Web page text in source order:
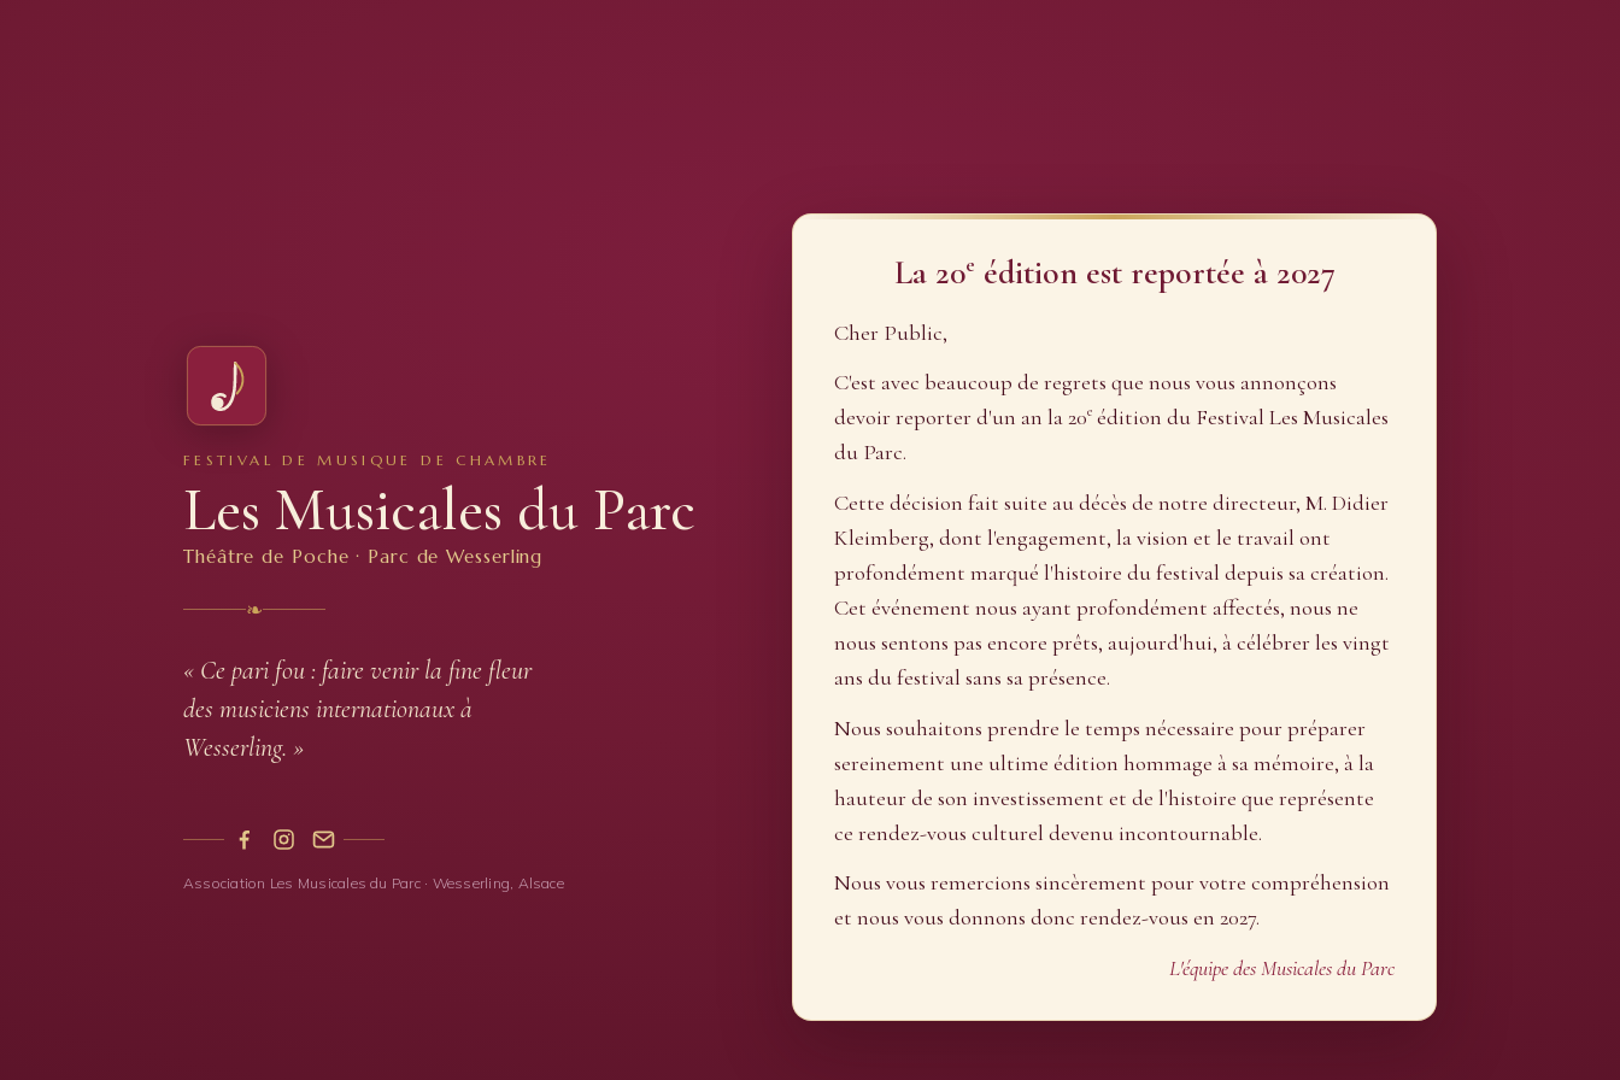
FESTIVAL DE MUSIQUE DE CHAMBRE
Les Musicales du Parc
Théâtre de Poche · Parc de Wesserling
❧
« Ce pari fou : faire venir la fine fleur
des musiciens internationaux à
Wesserling. »
La 20e édition est reportée à 2027
Cher Public,
C'est avec beaucoup de regrets que nous vous annonçons
devoir reporter d'un an la 20e édition du Festival Les Musicales
du Parc.
Cette décision fait suite au décès de notre directeur, M. Didier
Kleimberg, dont l'engagement, la vision et le travail ont
profondément marqué l'histoire du festival depuis sa création.
Cet événement nous ayant profondément affectés, nous ne
nous sentons pas encore prêts, aujourd'hui, à célébrer les vingt
ans du festival sans sa présence.
Nous souhaitons prendre le temps nécessaire pour préparer
sereinement une ultime édition hommage à sa mémoire, à la
hauteur de son investissement et de l'histoire que représente
ce rendez-vous culturel devenu incontournable.
Nous vous remercions sincèrement pour votre compréhension
et nous vous donnons donc rendez-vous en 2027.
L'équipe des Musicales du Parc
Association Les Musicales du Parc · Wesserling, Alsace